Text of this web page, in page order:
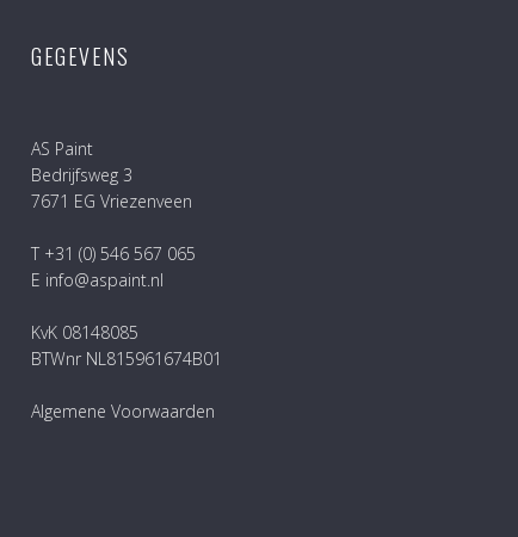
GEGEVENS
AS Paint
Bedrijfsweg 3
7671 EG Vriezenveen
T +31 (0) 546 567 065
E info@aspaint.nl
KvK 08148085
BTWnr NL815961674B01
Algemene Voorwaarden